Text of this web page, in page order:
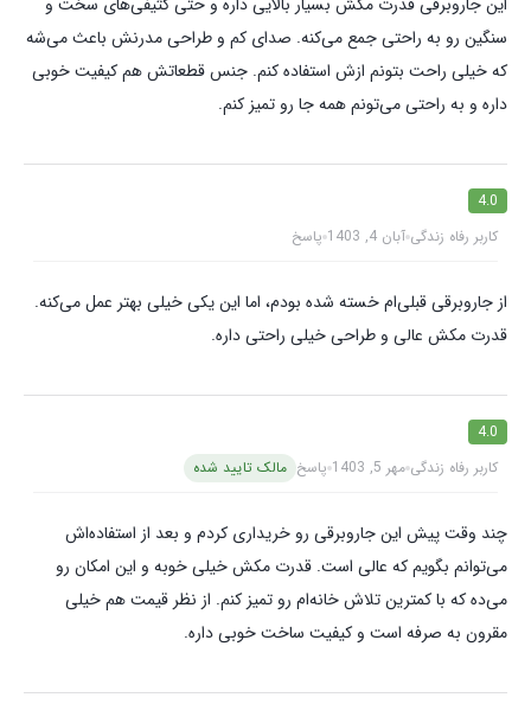
سنگین رو به راحتی جمع می‌کنه. صدای کم و طراحی مدرنش باعث می‌شه
که خیلی راحت بتونم ازش استفاده کنم. جنس قطعاتش هم کیفیت خوبی
داره و به راحتی می‌تونم همه جا رو تمیز کنم.
4.0
کاربر رفاه زندگی آبان 4, 1403 پاسخ
از جاروبرقی قبلی‌ام خسته شده بودم، اما این یکی خیلی بهتر عمل می‌کنه.
قدرت مکش عالی و طراحی خیلی راحتی داره.
4.0
کاربر رفاه زندگی مهر 5, 1403 پاسخ مالک تایید شده
چند وقت پیش این جاروبرقی رو خریداری کردم و بعد از استفاده‌اش
می‌توانم بگویم که عالی است. قدرت مکش خیلی خوبه و این امکان رو
می‌ده که با کمترین تلاش خانه‌ام رو تمیز کنم. از نظر قیمت هم خیلی
مقرون به صرفه است و کیفیت ساخت خوبی داره.